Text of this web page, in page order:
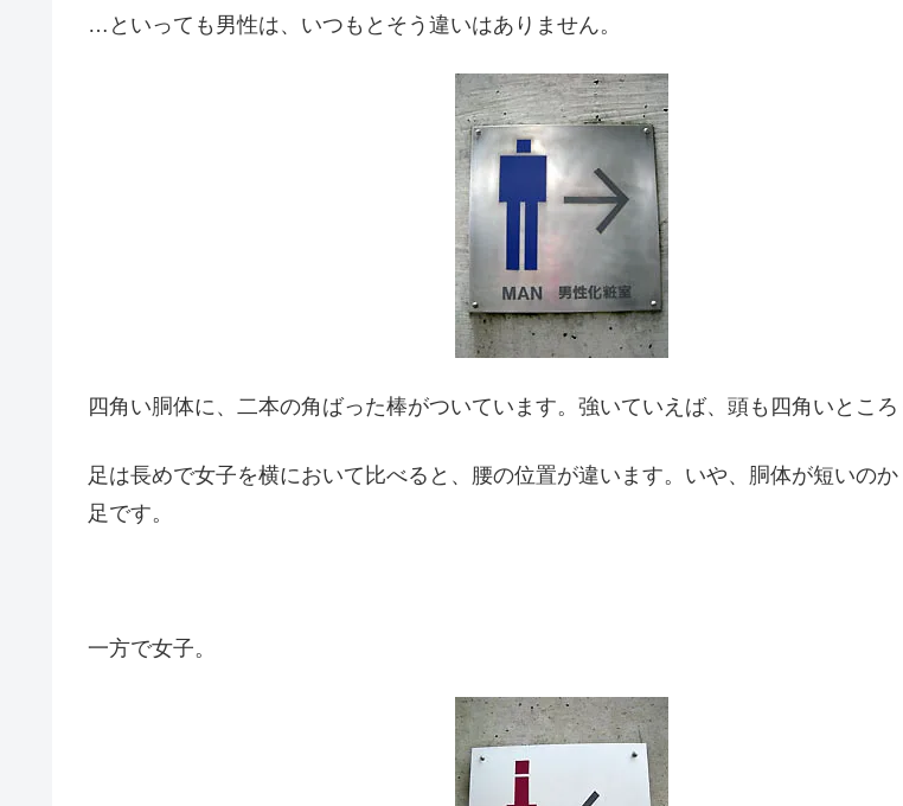
…といっても男性は、いつもとそう違いはありません。
四角い胴体に、二本の角ばった棒がついています。強いていえば、頭も四角いところ
足は長めで女子を横において比べると、腰の位置が違います。いや、胴体が短いの
足です。
一方で女子。